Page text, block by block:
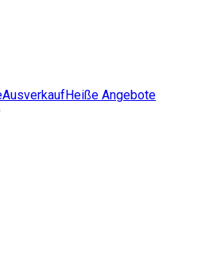
AusverkaufHeiße Angebote